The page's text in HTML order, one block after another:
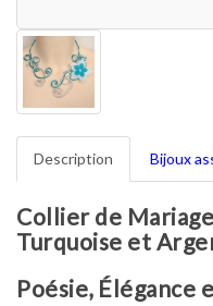
Description Bijoux
Collier de
Turquoise et
Poésie, Élégance